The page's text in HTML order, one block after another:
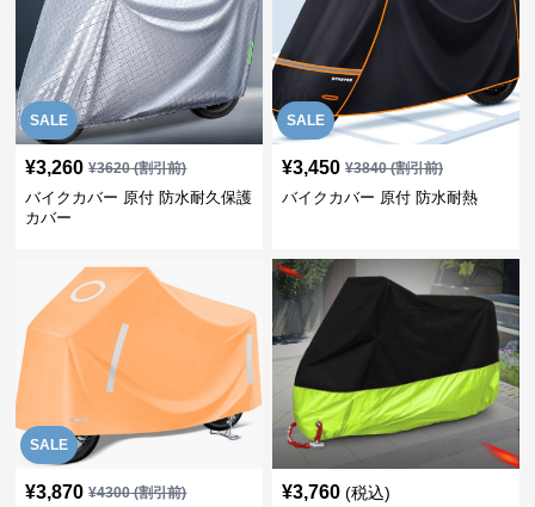
SALE
¥3,260 ¥3620(割引前)
バイクカバー 原付 防水耐久保護
カバー
SALE
¥3,450 ¥3840(割引前)
バイクカバー 原付 防水耐熱
SALE
¥3,870 ¥4300(割引前) ¥3,760 (税込)